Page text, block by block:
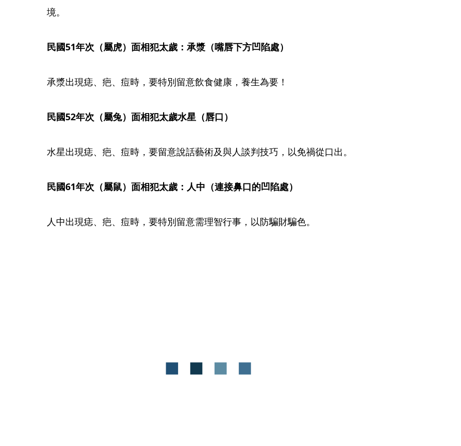
境。
民國51年次（屬虎）面相犯太歲：承漿（嘴唇下方凹陷處）
承漿出現痣、疤、痘時，要特別留意飲食健康，養生為要！
民國52年次（屬兔）面相犯太歲水星（唇口）
水星出現痣、疤、痘時，要留意說話藝術及與人談判技巧，以免禍從口出。
民國61年次（屬鼠）面相犯太歲：人中（連接鼻口的凹陷處）
人中出現痣、疤、痘時，要特別留意需理智行事，以防騙財騙色。